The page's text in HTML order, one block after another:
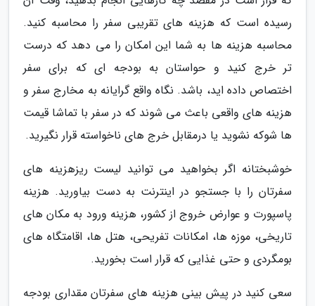
رسیده است که هزینه های تقریبی سفر را محاسبه کنید.
محاسبه هزینه ها به شما این امکان را می دهد که درست
تر خرج کنید و حواستان به بودجه ای که برای سفر
اختصاص داده اید، باشد. نگاه واقع گرایانه به مخارج سفر و
هزینه های واقعی باعث می شوند که در سفر با تماشا قیمت
ها شوکه نشوید یا درمقابل خرج های ناخواسته قرار نگیرید.
خوشبختانه اگر بخواهید می توانید لیست ریزهزینه های
سفرتان را با جستجو در اینترنت به دست بیاورید. هزینه
پاسپورت و عوارض خروج از کشور، هزینه ورود به مکان های
تاریخی، موزه ها، امکانات تفریحی، هتل ها، اقامتگاه های
بومگردی و حتی غذایی که قرار است بخورید.
سعی کنید در پیش بینی هزینه های سفرتان مقداری بودجه